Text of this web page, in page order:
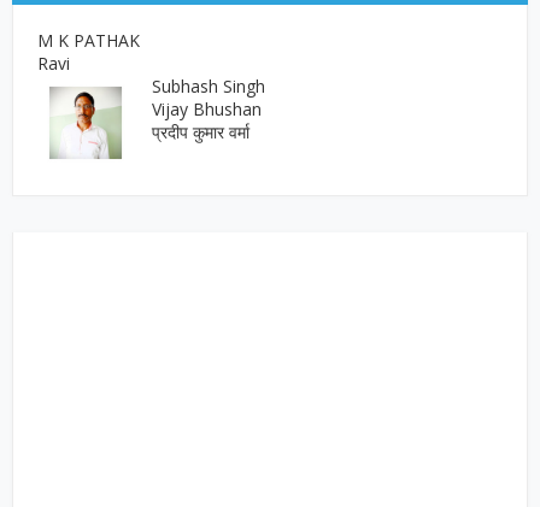
M K PATHAK
Ravi
Subhash Singh
Vijay Bhushan
प्रदीप कुमार वर्मा